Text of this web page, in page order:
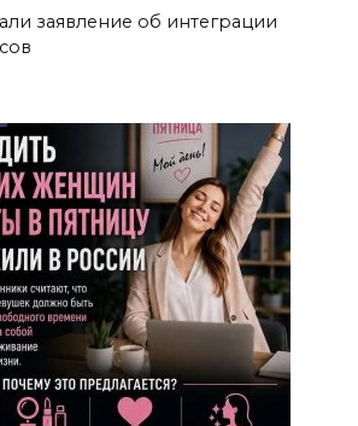
заявление об интеграции